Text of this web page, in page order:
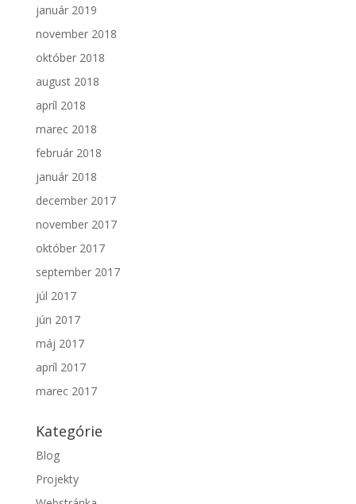
január 2019
november 2018
október 2018
august 2018
apríl 2018
marec 2018
február 2018
január 2018
december 2017
november 2017
október 2017
september 2017
júl 2017
jún 2017
máj 2017
apríl 2017
marec 2017
Kategórie
Blog
Projekty